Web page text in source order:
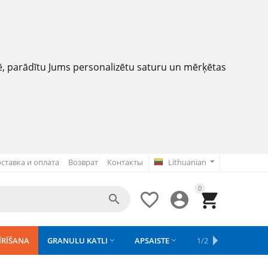
parādītu Jums personalizētu saturu un mērķētas
Lithuanian
и оплата Возврат Контакты
0




GRANULU KATLI  APSAISTE  REZERVES DAĻAS
1/2